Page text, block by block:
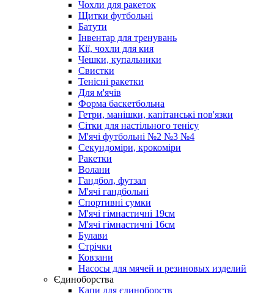
Чохли для ракеток
Щитки футбольнi
Батути
Інвентар для тренувань
Кії, чохли для кия
Чешки, купальники
Свистки
Тенісні ракетки
Для м'ячів
Форма баскетбольна
Гетри, манішки, капітанські пов'язки
Сітки для настільного тенісу
М'ячі футбольні №2 №3 №4
Секундоміри, крокоміри
Ракетки
Волани
Гандбол, футзал
М'ячі гандбольні
Спортивні сумки
М'ячі гімнастичні 19см
М'ячі гімнастичні 16см
Булави
Стрічки
Ковзани
Насосы для мячей и резиновых изделий
Єдиноборства
Капи для єдиноборств